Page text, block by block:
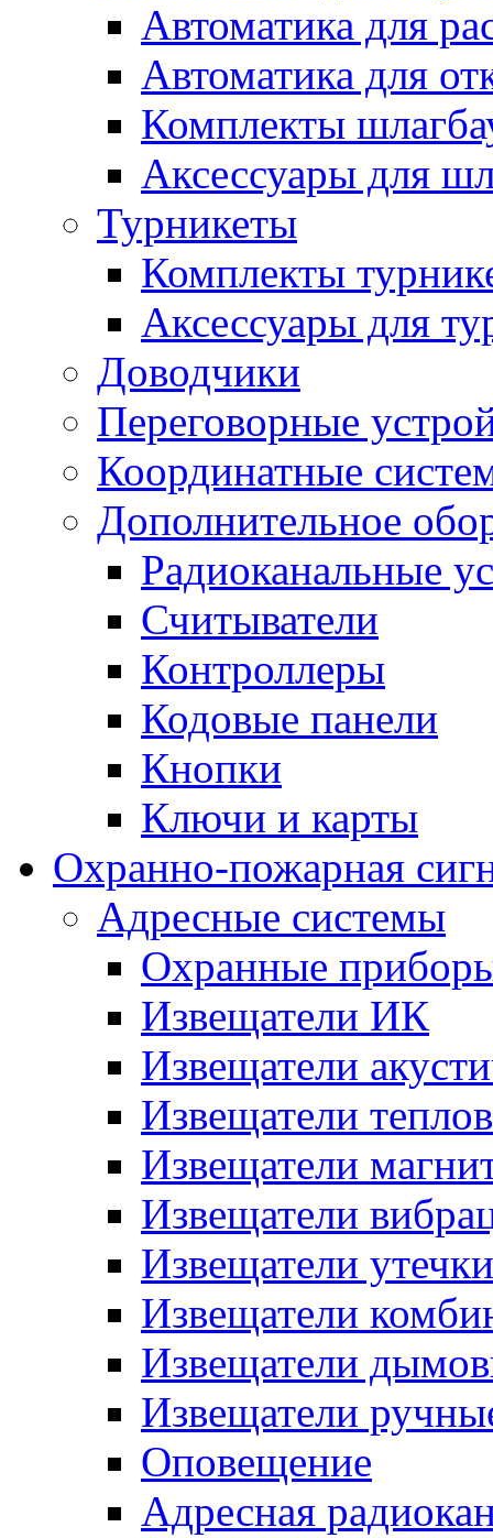
Автоматика для
Автоматика для
Комплекты
Аксессуары для
Турникеты
Комплекты
Аксессуары для
Доводчики
Переговорные
Координатные
Дополнительное
Радиоканальные
Считыватели
Контроллеры
Кодовые панели
Кнопки
Ключи и карты
Охранно-пожарная
Адресные системы
Охранные
Извещатели ИК
Извещатели
Извещатели
Извещатели
Извещатели
Извещатели утечки
Извещатели
Извещатели
Извещатели
Оповещение
Адресная